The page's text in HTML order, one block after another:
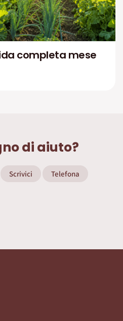
completa mese
di aiuto?
Scrivici Telefona